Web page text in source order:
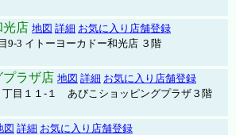
光店 地図 詳細 お気に入り店舗登録
9-3 イトーヨーカドー和光店 ３階
プラザ店 地図 詳細 お気に入り店舗登録
丁目１１-１ あびこショッピングプラザ３階
図 詳細 お気に入り店舗登録